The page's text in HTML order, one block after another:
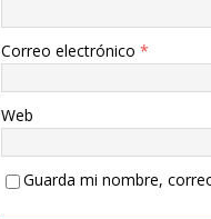
Correo electrónico *
Web
Guarda mi nombre,